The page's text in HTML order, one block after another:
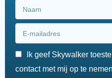
Ik geef Skywalker
contact met mij op te